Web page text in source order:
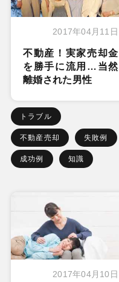
2017年04月11日
不動産！実家売却金
を勝手に流用…当然
離婚された男性
トラブル
不動産売却 失敗例
成功例 知識
2017年04月10日